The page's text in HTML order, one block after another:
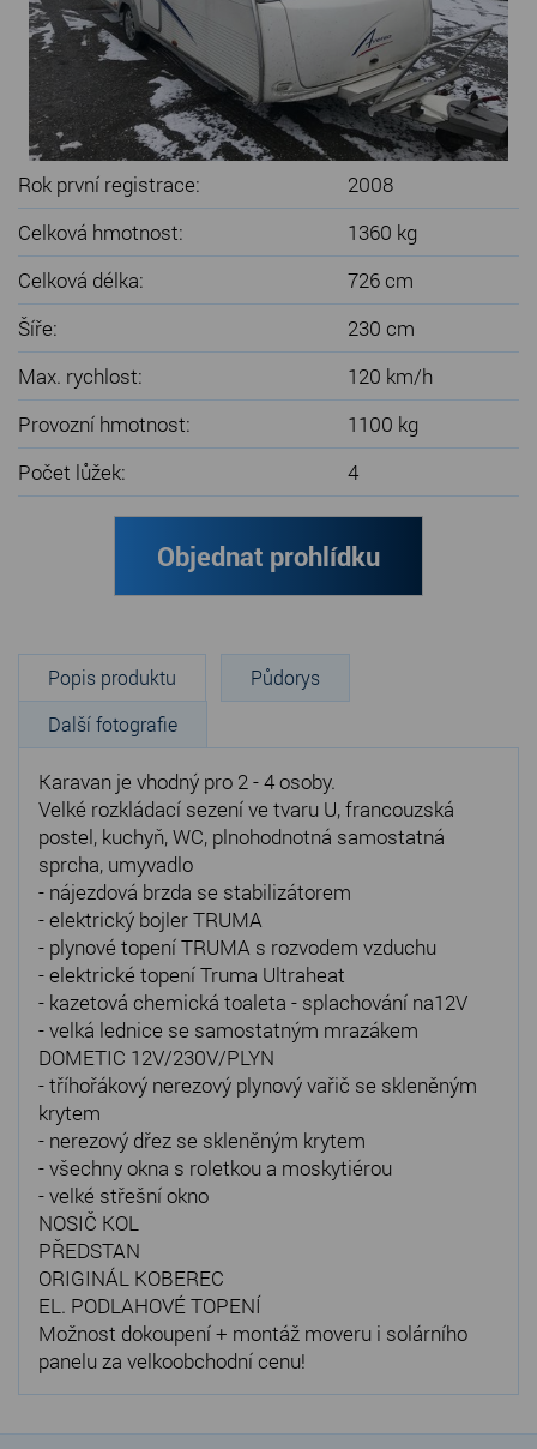
Rok první registrace:
2008
Celková hmotnost:
1360 kg
Celková délka:
726 cm
Šíře:
230 cm
Max. rychlost:
120 km/h
Provozní hmotnost:
1100 kg
Počet lůžek:
4
Objednat prohlídku
Popis produktu
Půdorys
Další fotografie
Karavan je vhodný pro 2 - 4 osoby.
Velké rozkládací sezení ve tvaru U, francouzská
postel, kuchyň, WC, plnohodnotná samostatná
sprcha, umyvadlo
- nájezdová brzda se stabilizátorem
- elektrický bojler TRUMA
- plynové topení TRUMA s rozvodem vzduchu
- elektrické topení Truma Ultraheat
- kazetová chemická toaleta - splachování na12V
- velká lednice se samostatným mrazákem
DOMETIC 12V/230V/PLYN
- tříhořákový nerezový plynový vařič se skleněným
krytem
- nerezový dřez se skleněným krytem
- všechny okna s roletkou a moskytiérou
- velké střešní okno
NOSIČ KOL
PŘEDSTAN
ORIGINÁL KOBEREC
EL. PODLAHOVÉ TOPENÍ
Možnost dokoupení + montáž moveru i solárního
panelu za velkoobchodní cenu!